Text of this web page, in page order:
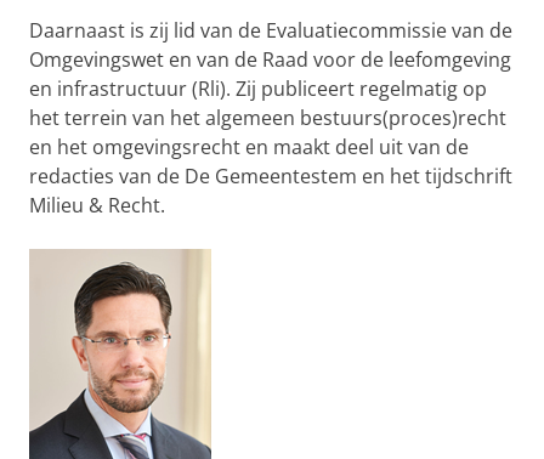
Daarnaast is zij lid van de Evaluatiecommissie van de
Omgevingswet en van de Raad voor de leefomgeving
en infrastructuur (Rli). Zij publiceert regelmatig op
het terrein van het algemeen bestuurs(proces)recht
en het omgevingsrecht en maakt deel uit van de
redacties van de De Gemeentestem en het tijdschrift
Milieu & Recht.